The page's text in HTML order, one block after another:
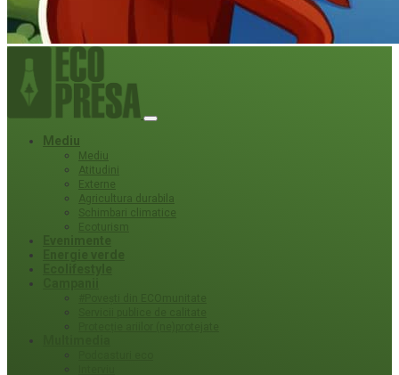
Mediu
Mediu
Atitudini
Externe
Agricultura durabila
Schimbari climatice
Ecoturism